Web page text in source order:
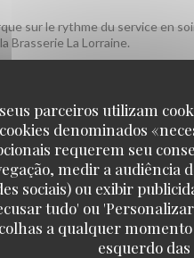
parceiros utilizam
denominados
requerem seu
medir a audiência
sociais) ou exibir
tudo' ou
a qualquer
esquerdo
sur le rythme du service en
Brasserie La Lorraine.
SERVICE /5
plaisir ! On espère vous